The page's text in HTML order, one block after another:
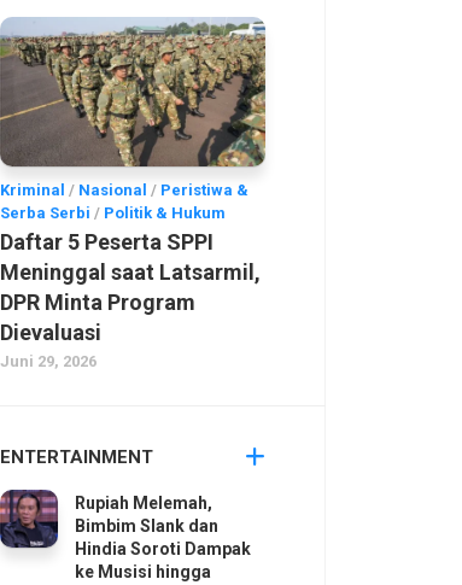
Kriminal / Nasional / Peristiwa &
Serba Serbi / Politik & Hukum
Daftar 5 Peserta SPPI
Meninggal saat Latsarmil,
DPR Minta Program
Dievaluasi
Juni 29, 2026
ENTERTAINMENT
Rupiah Melemah,
Bimbim Slank dan
Hindia Soroti Dampak
ke Musisi hingga